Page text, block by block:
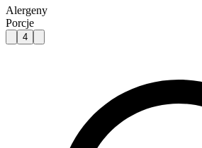
Alergeny
Porcje
4